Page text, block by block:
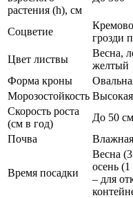
растения (h), см
Соцветие
грозди
Цвет листвы
Весна,
желтый
Форма кроны
Морозостойкость
Скорость роста
(см в год)
До 50
Почва
Время посадки
Весна
осень (1
– для